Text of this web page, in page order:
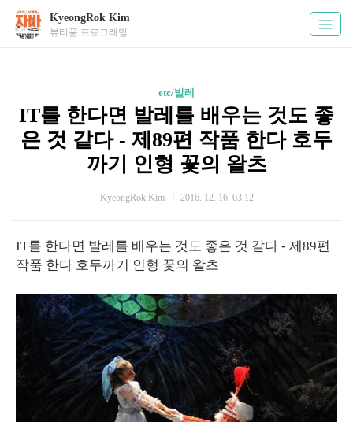
KyeongRok Kim
뷰티풀 프로그래밍
etc/발레
IT를 한다면 발레를 배우는 것도 좋
은 것 같다 - 제89편 작품 한다 호두
까기 인형 꽃의 왈츠
KyeongRok Kim 2016. 12. 16. 03:12
IT를 한다면 발레를 배우는 것도 좋은 것 같다 - 제89편
작품 한다 호두까기 인형 꽃의 왈츠